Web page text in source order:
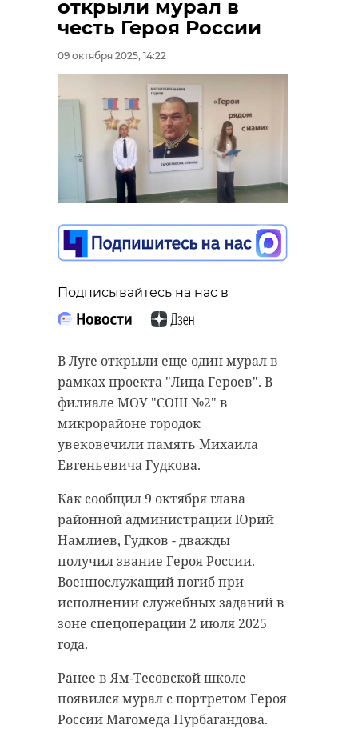
открыли мурал в
честь Героя России
09 октября 2025, 14:22
Подписывайтесь на нас в
В Луге открыли еще один мурал в
рамках проекта "Лица Героев". В
филиале МОУ "СОШ №2" в
микрорайоне городок
увековечили память Михаила
Евгеньевича Гудкова.
Как сообщил 9 октября глава
районной администрации Юрий
Намлиев, Гудков - дважды
получил звание Героя России.
Военнослужащий погиб при
исполнении служебных заданий в
зоне спецоперации 2 июля 2025
года.
Ранее в Ям-Тесовской школе
появился мурал с портретом Героя
России Магомеда Нурбагандова.